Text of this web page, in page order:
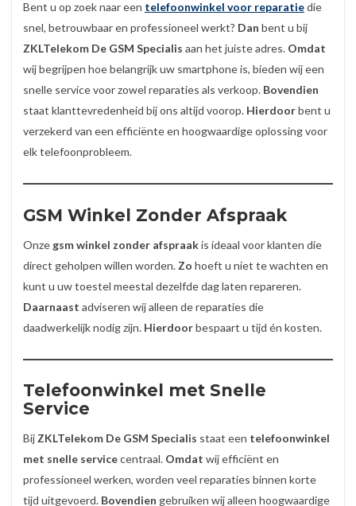
Bent u op zoek naar een telefoonwinkel voor reparatiedie
snel, betrouwbaar en professioneel werkt? Dan bent u bij
ZKLTelekom De GSM Specialis aan het juiste adres. Omdat
wij begrijpen hoe belangrijk uw smartphone is, bieden wij een
snelle service voor zowel reparaties als verkoop. Bovendien
staat klanttevredenheid bij ons altijd voorop. Hierdoorbent u
verzekerd van een efficiënte en hoogwaardige oplossing voor
elk telefoonprobleem.
GSM Winkel Zonder Afspraak
Onze gsm winkel zonder afspraakis ideaal voor klanten die
direct geholpen willen worden. Zo hoeft u niet te wachten en
kunt u uw toestel meestal dezelfde dag laten repareren.
Daarnaast adviseren wij alleen de reparaties die
daadwerkelijk nodig zijn. Hierdoorbespaart u tijd én kosten.
Telefoonwinkel met Snelle
Service
Bij ZKLTelekom De GSM Specialis staat een telefoonwinkel
met snelle servicecentraal. Omdat wij efficiënt en
professioneel werken, worden veel reparaties binnen korte
tijd uitgevoerd. Bovendien gebruiken wij alleen hoogwaardige